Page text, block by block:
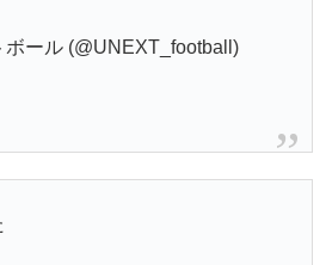
ール (@UNEXT_football)